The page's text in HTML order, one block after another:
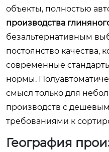
объекты, полностью
производства
безальтернативным
постоянство качества,
современные
нормы.
смысл только для
производств с
требованиями к
География